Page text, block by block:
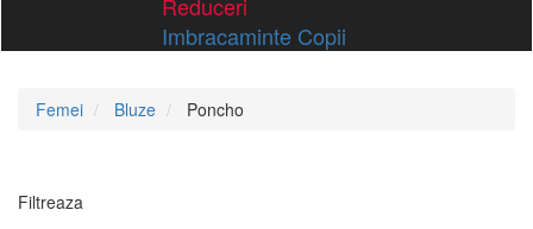
Imbracaminte Copii
Femei Bluze Poncho
Filtreaza